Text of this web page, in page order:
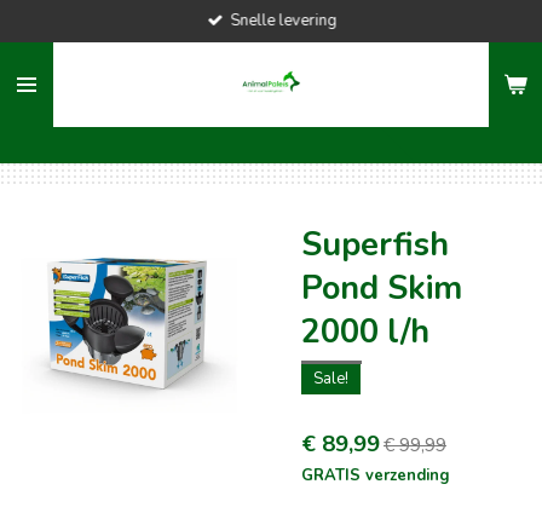
naar
hoofdinhoud
Snelle levering
Superfish
Pond Skim
2000 l/h
Sale!
€ 89,99€ 99,99
GRATIS verzending